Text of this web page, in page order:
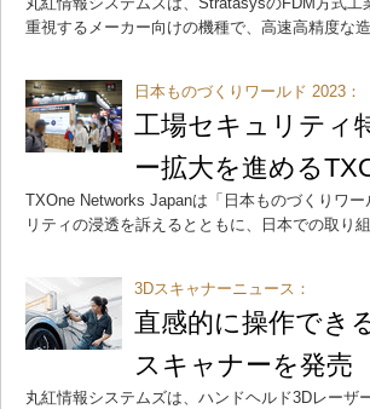
重視するメーカー向けの機種で、高速高精度な
日本ものづくりワールド 2023：
工場セキュリティ
ー拡大を進める
TXOne Networks Japanは「日本ものづくりワ
リティの浸透を訴えるとともに、日本での取り
3Dスキャナーニュース：
直感的に操作でき
スキャナーを発売
丸紅情報システムズは、ハンドヘルド3Dレー